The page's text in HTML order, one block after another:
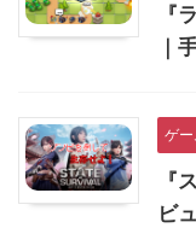
『
｜
ゲー
『
ビ